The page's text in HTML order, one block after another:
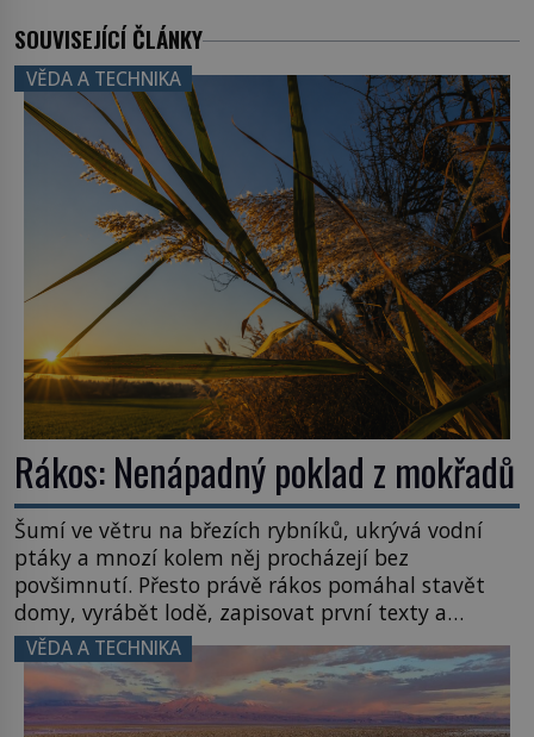
SOUVISEJÍCÍ ČLÁNKY
VĚDA A TECHNIKA
Rákos: Nenápadný poklad z mokřadů
Šumí ve větru na březích rybníků, ukrývá vodní
ptáky a mnozí kolem něj procházejí bez
povšimnutí. Přesto právě rákos pomáhal stavět
domy, vyrábět lodě, zapisovat první texty a
inspiroval řadu pověstí. Tato skromná, ale
užitečná rostlina provází člověka už tisíce let.
Většina lidí vnímá rákos jen jako obyčejnou kulisu
letního koupání. Stačí se však podívat […]
VĚDA A TECHNIKA